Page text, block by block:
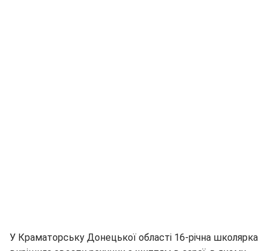
У Краматорську Донецької області 16-річна школярка